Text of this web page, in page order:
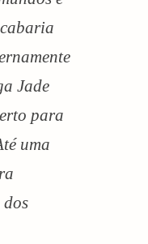
Jade
para
uma